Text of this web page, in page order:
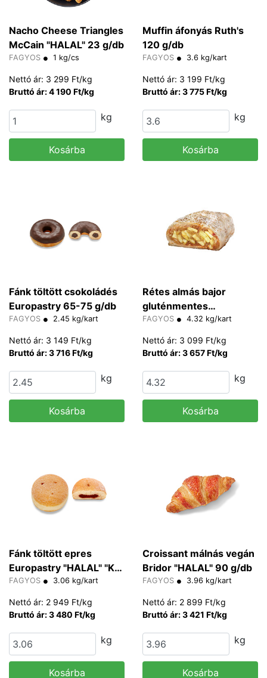
Nacho Cheese Triangles
McCain "HALAL" 23 g/db
FAGYOS 1 kg/cs
Nettó ár: 3 299 Ft/kg
Bruttó ár: 4 190 Ft/kg
kg
Kosárba
Muffin áfonyás Ruth's
120 g/db
FAGYOS 3.6 kg/kart
Nettó ár: 3 199 Ft/kg
Bruttó ár: 3 775 Ft/kg
kg
Kosárba
Fánk töltött csokoládés
Europastry 65-75 g/db
FAGYOS 2.45 kg/kart
Nettó ár: 3 149 Ft/kg
Bruttó ár: 3 716 Ft/kg
kg
Kosárba
Rétes almás bajor
gluténmentes
Dinghartinger
FAGYOS 4.32 kg/kart
Nettó ár: 3 099 Ft/kg
Bruttó ár: 3 657 Ft/kg
kg
Kosárba
Fánk töltött epres
Europastry "HALAL" "K"
75-85 g/db
FAGYOS 3.06 kg/kart
Nettó ár: 2 949 Ft/kg
Bruttó ár: 3 480 Ft/kg
kg
Kosárba
Croissant málnás vegán
Bridor "HALAL" 90 g/db
FAGYOS 3.96 kg/kart
Nettó ár: 2 899 Ft/kg
Bruttó ár: 3 421 Ft/kg
kg
Kosárba